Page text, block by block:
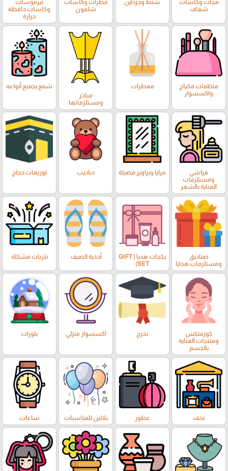
مجات وكاسات
شفاف
شنط وجزداين
مطرات وكاسات
شلمون
ثيرموسات
وكاسات حافظة
حرارة
منظمات مكياج
واكسسوار
معطرات
مباخر
ومستلزماتها
شمع بجميع أنواعه
فراشي
ومستلزمات
العناية بالشعر
مرايا وبراويز مضيئة دباديب توزيعات حجاج
صناديق
ومستلزمات هدايا
بكجات هديا ( GIFT
SET)
أحذية الصيف نثريات مشكلة
كوزمتكس
ومنتجات العناية
بالجسم
تخرج اكسسوار منزلي بلورات
تحف عطور بلالين للمناسبات ساعات